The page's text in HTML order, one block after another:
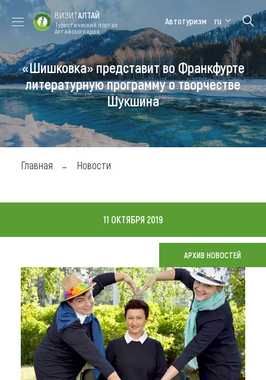
Форум VISIT
ALTAI
Цветение
маральника
Медицинский
форум
Алтайская
зимовка
Туры
Где побывать
Чем заняться
Карта
Что привезти (сувениры)
О регионе
Коллекция впечатлений
Другие рубрики
ВИЗИТАЛТАЙ
Туристический портал
Алтайского края
Автотуризм ru
«Шишковка» представит во Франкфурте
литературную программу о творчестве
Шукшина
Главная Новости
11 ОКТЯБРЯ 2019
АРХИВ НОВОСТЕЙ